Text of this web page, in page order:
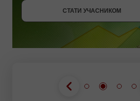
СТАТИ УЧАСНИКОМ